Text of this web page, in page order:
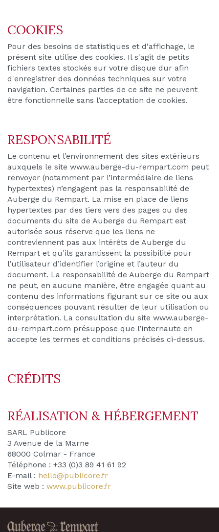
COOKIES
Pour des besoins de statistiques et d'affichage, le
présent site utilise des cookies. Il s'agit de petits
fichiers textes stockés sur votre disque dur afin
d'enregistrer des données techniques sur votre
navigation. Certaines parties de ce site ne peuvent
être fonctionnelle sans l’acceptation de cookies.
RESPONSABILITÉ
Le contenu et l’environnement des sites extérieurs
auxquels le site www.auberge-du-rempart.com peut
renvoyer (notamment par l’intermédiaire de liens
hypertextes) n’engagent pas la responsabilité de
Auberge du Rempart. La mise en place de liens
hypertextes par des tiers vers des pages ou des
documents du site de Auberge du Rempart est
autorisée sous réserve que les liens ne
contreviennent pas aux intérêts de Auberge du
Rempart et qu’ils garantissent la possibilité pour
l’utilisateur d’identifier l’origine et l’auteur du
document. La responsabilité de Auberge du Rempart
ne peut, en aucune manière, être engagée quant au
contenu des informations figurant sur ce site ou aux
conséquences pouvant résulter de leur utilisation ou
interprétation. La consultation du site www.auberge-
du-rempart.com présuppose que l’internaute en
accepte les termes et conditions précisés ci-dessus.
CRÉDITS
RÉALISATION & HÉBERGEMENT
SARL Publicore
3 Avenue de la Marne
68000 Colmar - France
Téléphone : +33 (0)3 89 41 61 92
E-mail : hello@publicore.fr
Site web : www.publicore.fr